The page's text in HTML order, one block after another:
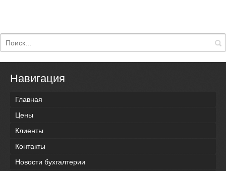
Навигация
Главная
Цены
Клиенты
Контакты
Новости бухгалтерии